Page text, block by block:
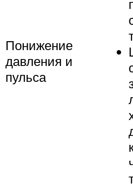
Понижение
давления и
пульса